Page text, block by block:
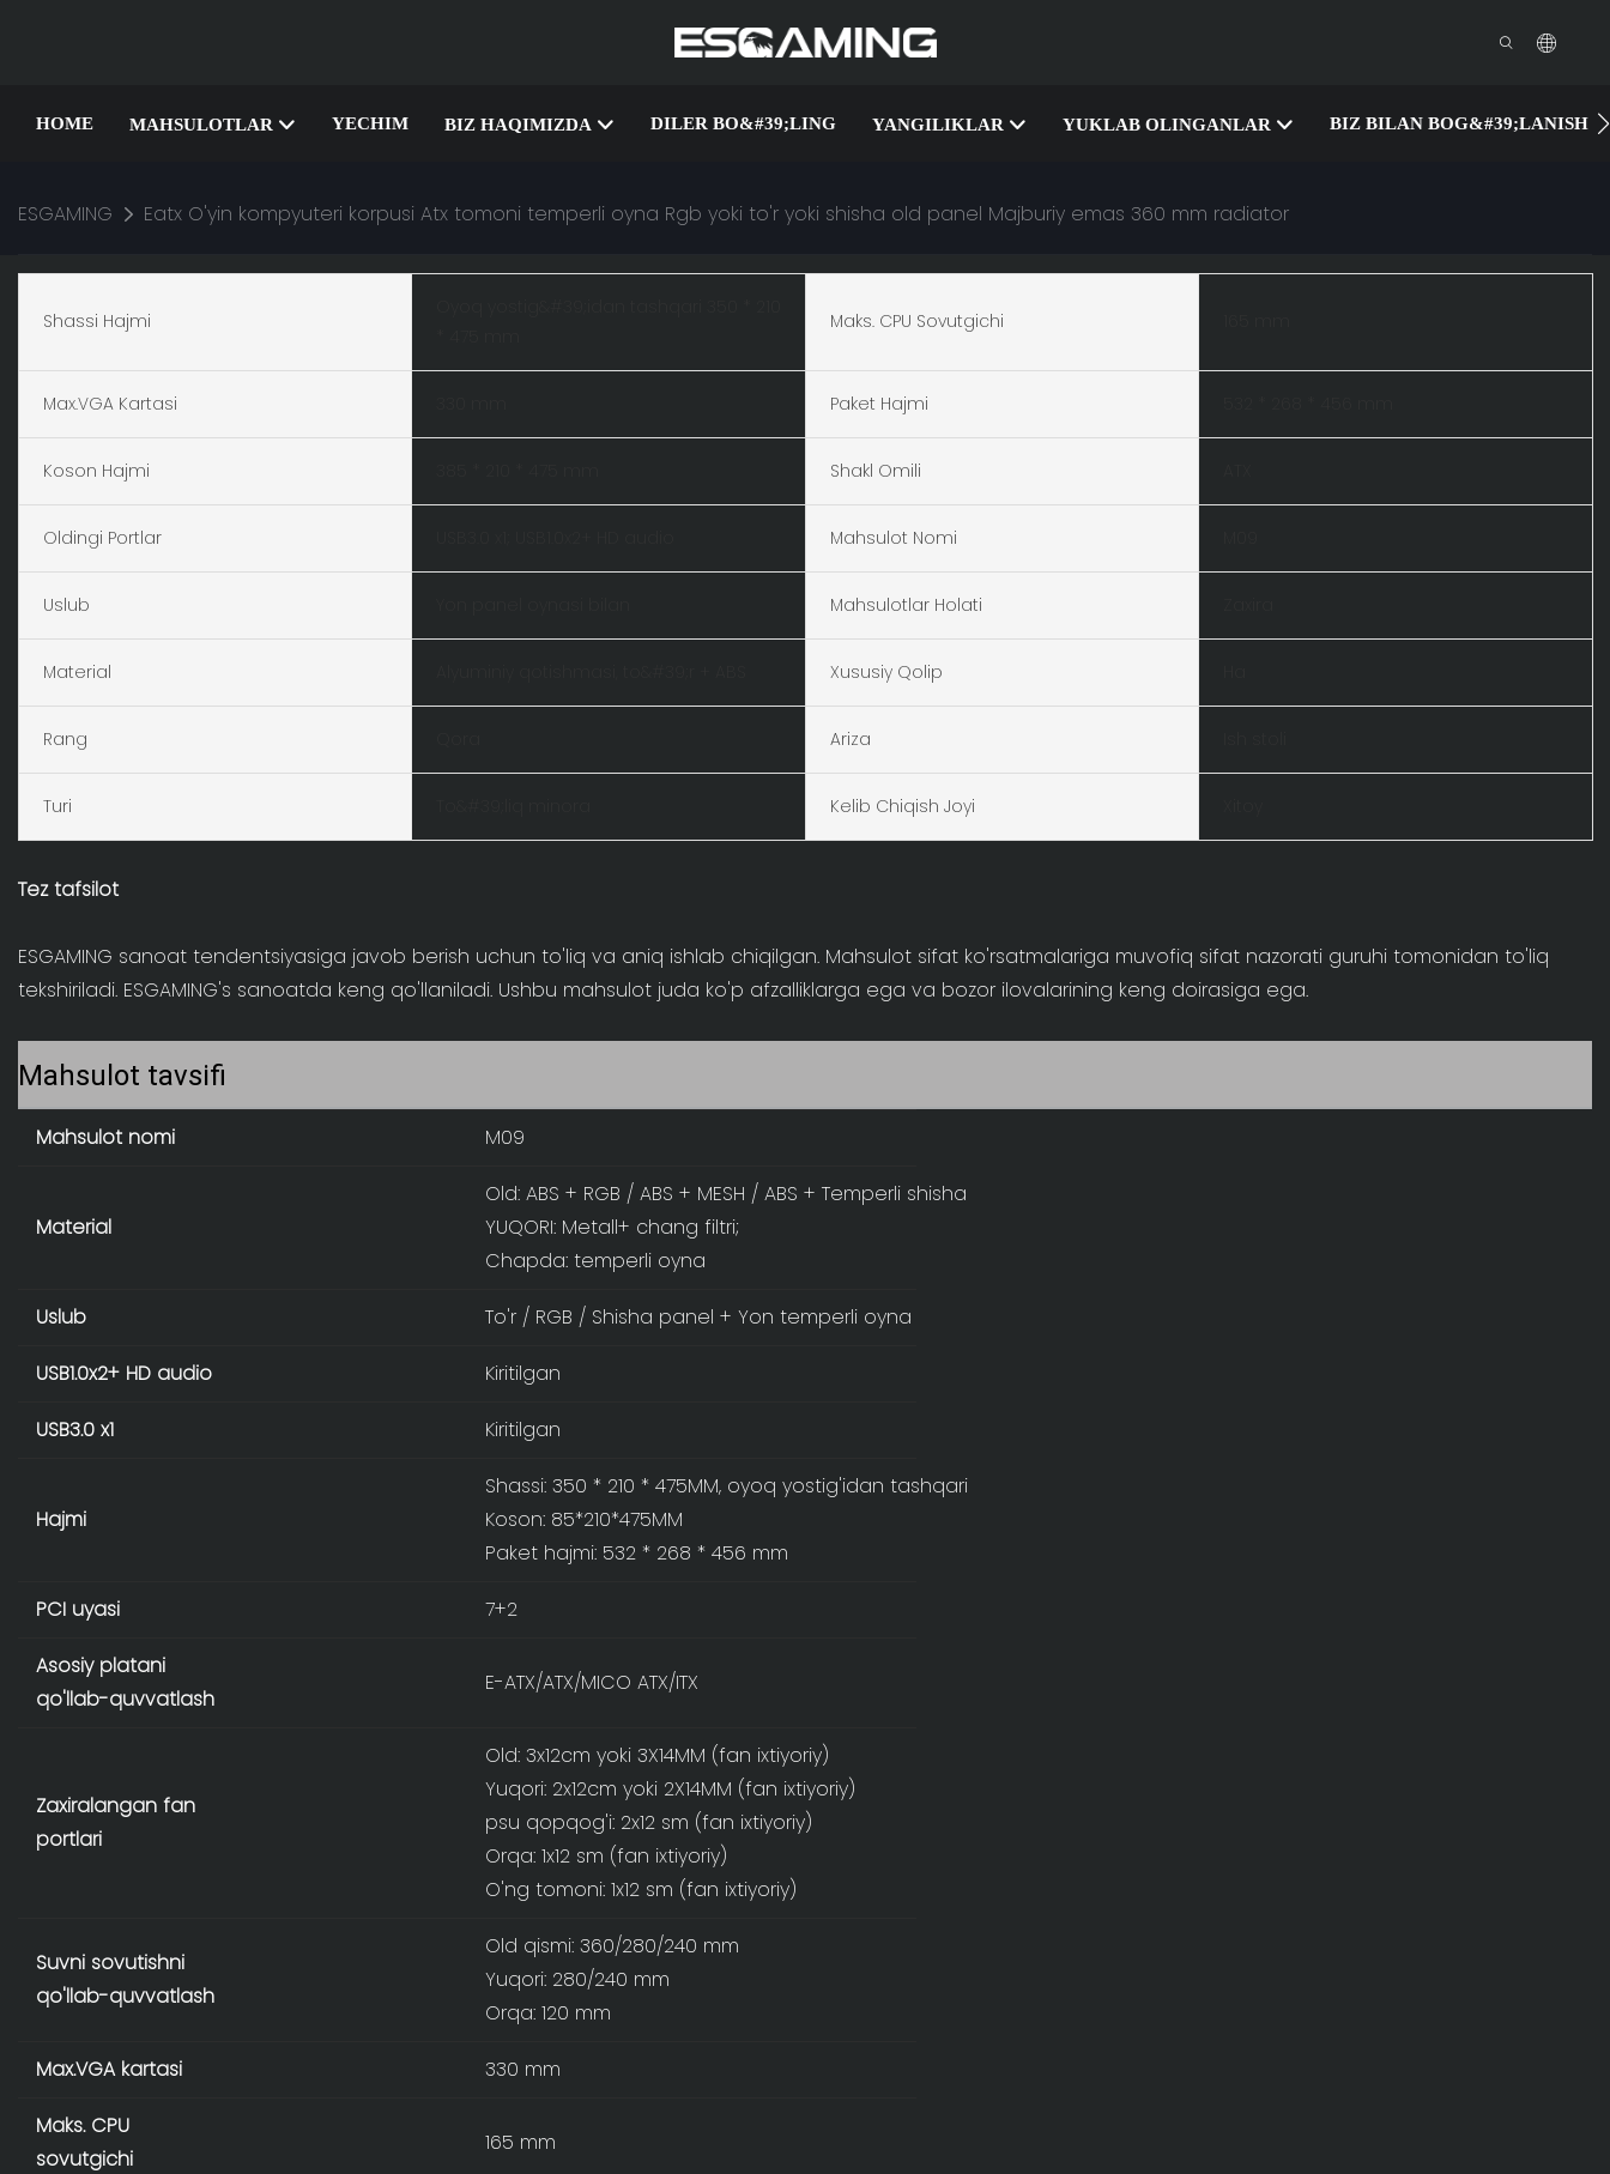
HOME MAHSULOTLAR YECHIM BIZ HAQIMIZDA DILER BO&#39;LING YANGILIKLAR YUKLAB OLINGANLAR BIZ BILAN BOG&#39;LANISH
ESGAMING Eatx O'yin kompyuteri korpusi Atx tomoni temperli oyna Rgb yoki to'r yoki shisha old panel Majburiy emas 360 mm radiator
Shassi Hajmi Maks. CPU Sovutgichi
Max.VGA Kartasi Paket Hajmi
Koson Hajmi Shakl Omili
Oldingi Portlar Mahsulot Nomi
Uslub Mahsulotlar Holati
Material Xususiy Qolip
Rang Ariza
Turi Kelib Chiqish Joyi
Tez tafsilot
ESGAMING sanoat tendentsiyasiga javob berish uchun to'liq va aniq ishlab chiqilgan. Mahsulot sifat ko'rsatmalariga muvofiq sifat nazorati guruhi tomonidan to'liq
tekshiriladi. ESGAMING's sanoatda keng qo'llaniladi. Ushbu mahsulot juda ko'p afzalliklarga ega va bozor ilovalarining keng doirasiga ega.
Mahsulot tavsifi
Mahsulot nomi M09
Material
Old: ABS + RGB / ABS + MESH / ABS + Temperli shisha
YUQORI: Metall+ chang filtri;
Chapda: temperli oyna
Uslub To'r / RGB / Shisha panel + Yon temperli oyna
USB1.0x2+ HD audio Kiritilgan
USB3.0 x1 Kiritilgan
Hajmi
Shassi: 350 * 210 * 475MM, oyoq yostig'idan tashqari
Koson: 85*210*475MM
Paket hajmi: 532 * 268 * 456 mm
PCI uyasi 7+2
Asosiy platani
qo'llab-quvvatlash
E-ATX/ATX/MICO ATX/ITX
Zaxiralangan fan
portlari
Old: 3x12cm yoki 3X14MM (fan ixtiyoriy)
Yuqori: 2x12cm yoki 2X14MM (fan ixtiyoriy)
psu qopqog'i: 2x12 sm (fan ixtiyoriy)
Orqa: 1x12 sm (fan ixtiyoriy)
O'ng tomoni: 1x12 sm (fan ixtiyoriy)
Suvni sovutishni
qo'llab-quvvatlash
Old qismi: 360/280/240 mm
Yuqori: 280/240 mm
Orqa: 120 mm
Max.VGA kartasi 330 mm
Maks. CPU
sovutgichi
165 mm